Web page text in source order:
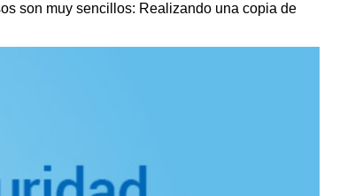
son muy sencillos: Realizando una copia de